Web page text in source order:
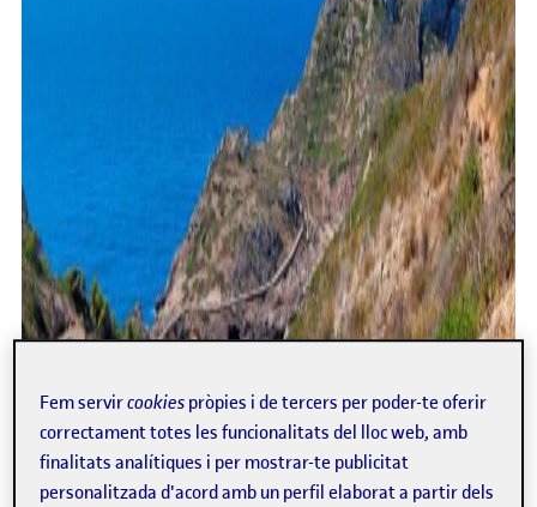
Fem servircookies pròpies i de tercers per poder-te oferir
correctament totes les funcionalitats del lloc web, amb
finalitats analítiques i per mostrar-te publicitat
personalitzada d'acord amb un perfil elaborat a partir dels